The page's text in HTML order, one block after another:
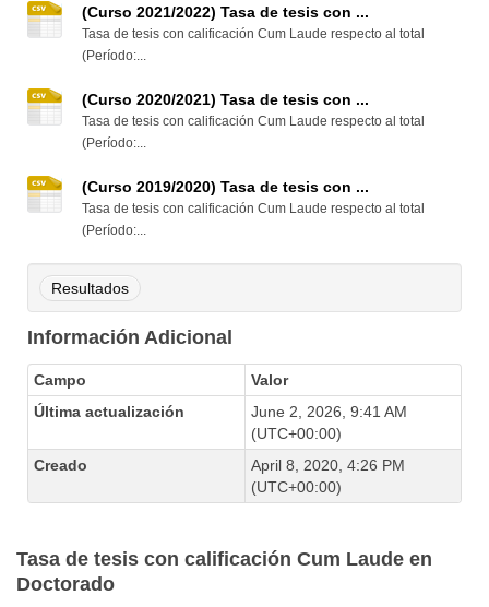
(Curso 2021/2022) Tasa de tesis con ...
Tasa de tesis con calificación Cum Laude respecto al total
(Período:...
(Curso 2020/2021) Tasa de tesis con ...
Tasa de tesis con calificación Cum Laude respecto al total
(Período:...
(Curso 2019/2020) Tasa de tesis con ...
Tasa de tesis con calificación Cum Laude respecto al total
(Período:...
Resultados
Información Adicional
Campo
Valor
Última actualización
June 2, 2026, 9:41 AM
(UTC+00:00)
Creado
April 8, 2020, 4:26 PM
(UTC+00:00)
Tasa de tesis con calificación Cum Laude en
Doctorado